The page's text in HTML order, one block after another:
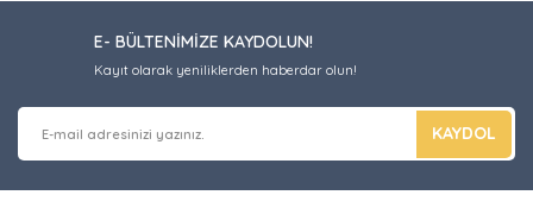
E- BÜLTENİMİZE KAYDOLUN!
Kayıt olarak yeniliklerden haberdar olun!
KAYDOL